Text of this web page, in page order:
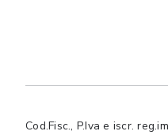
Cod.Fisc., P.Iva e iscr.